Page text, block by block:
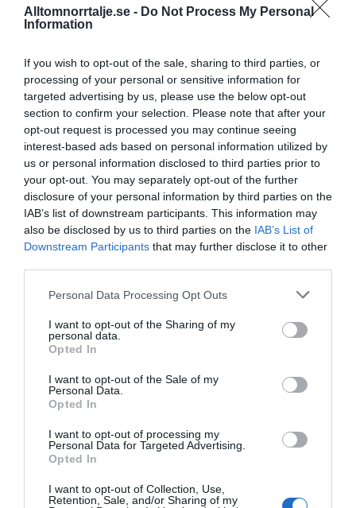
Alltomnorrtalje.se - Do Not Process My Personal
Information
If you wish to opt-out of the sale, sharing to third parties, or
processing of your personal or sensitive information for
targeted advertising by us, please use the below opt-out
section to confirm your selection. Please note that after your
opt-out request is processed you may continue seeing
interest-based ads based on personal information utilized by
us or personal information disclosed to third parties prior to
your opt-out. You may separately opt-out of the further
disclosure of your personal information by third parties on the
IAB’s list of downstream participants. This information may
also be disclosed by us to third parties on the IAB’s List of
Downstream Participants that may further disclose it to other
Personal Data Processing Opt Outs
I want to opt-out of the Sharing of my
personal data.
Opted In
I want to opt-out of the Sale of my
Personal Data.
Opted In
I want to opt-out of processing my
Personal Data for Targeted Advertising.
Opted In
I want to opt-out of Collection, Use,
Retention, Sale, and/or Sharing of my
”Vad händer på byn?” passerar 50
Näringsliv
Så många är långtidsarbetslösa i
Norrtälje
Bino Drummond gör comeback -
tar plats i styrelse
Säkerhetslösningar i Norrtälje – allt
fler väljer inbrottslarm,
kameraövervakning och passersystem
Sport